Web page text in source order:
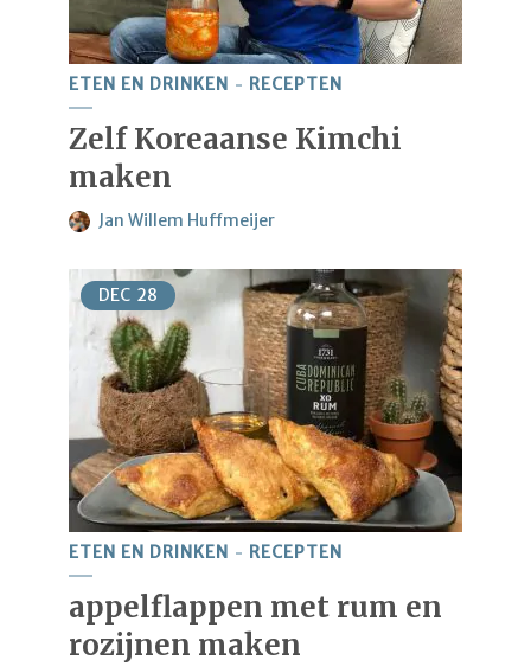
ETEN EN DRINKEN RECEPTEN
Zelf Koreaanse Kimchi
maken
Jan Willem Huffmeijer
DEC 28
ETEN EN DRINKEN RECEPTEN
appelflappen met rum en
rozijnen maken